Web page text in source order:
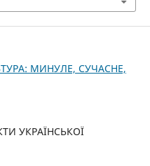
МИНУЛЕ, СУЧАСНЕ,
УКРАЇНСЬКОЇ